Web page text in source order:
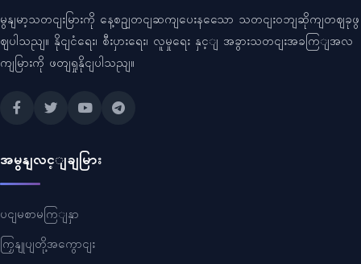
မွနျမာ့သတငျးမြားကို နေ့စဥျတငျဆကျပေးနသေော သတငျးဝဘျဆိုကျတဈခုဖွ
ဈပါသညျ။ နိုငျငံရေး၊ စီးပှားရေး၊ လူမှုရေး နှင့ျ အခွားသတငျးအခကြျအလ
ကျမြားကို ဖတျရှုနိုငျပါသညျ။
အမွနျလင့ျချမြား
ပငျမစာမကြျနှာ
ကြှနျုပျတို့အကွောငျး